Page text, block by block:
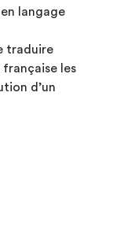
langage
traduire
les
d’un